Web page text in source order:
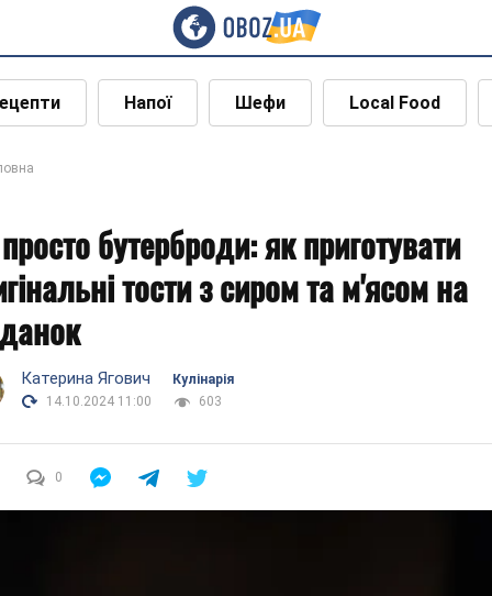
Напої Шефи Local Food
бутерброди: як приготувати
тости з сиром та м'ясом на
Катерина Ягович
Кулінарія
14.10.2024 11:00
603
0